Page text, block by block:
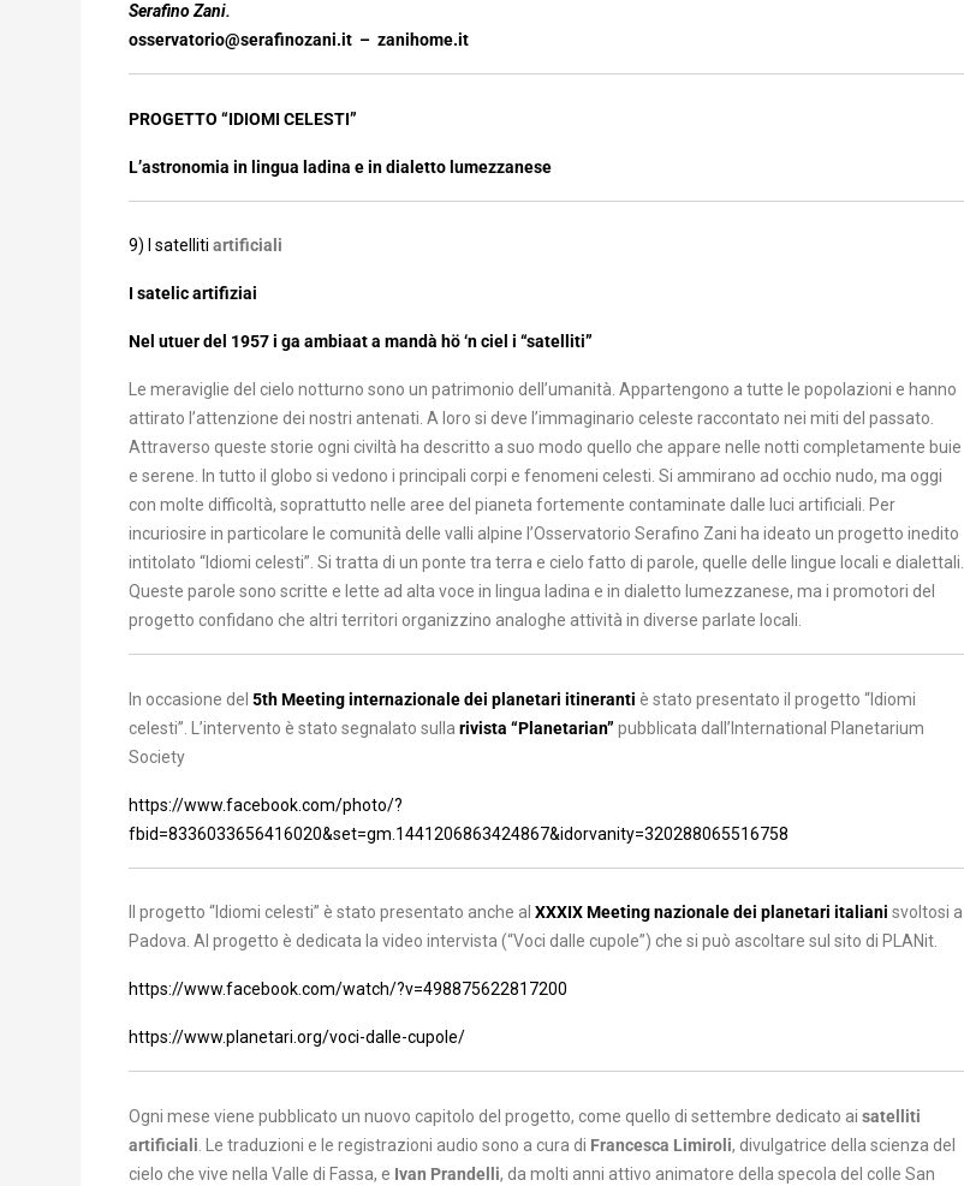
Serafino Zani.
osservatorio@serafinozani.it – zanihome.it
PROGETTO “IDIOMI CELESTI”
L’astronomia in lingua ladina e in dialetto lumezzanese
9) I satelliti artificiali
I satelic artifiziai
Nel utuer del 1957i ga ambiaat a mandà hö ‘n ciel i “satelliti”
Le meraviglie del cielo notturno sono un patrimonio dell’umanità. Appartengono a tutte le popolazioni e hanno
attirato l’attenzione dei nostri antenati. A loro si deve l’immaginario celeste raccontato nei miti del passato.
Attraverso queste storie ogni civiltà ha descritto a suo modo quello che appare nelle notti completamente buie
e serene. In tutto il globo si vedono i principali corpi e fenomeni celesti. Si ammirano ad occhio nudo, ma oggi
con molte difficoltà, soprattutto nelle aree del pianeta fortemente contaminate dalle luci artificiali. Per
incuriosire in particolare le comunità delle valli alpine l’Osservatorio Serafino Zani ha ideato un progetto inedito
intitolato “Idiomi celesti”. Si tratta di un ponte tra terra e cielo fatto di parole, quelle delle lingue locali e dialettali.
Queste parole sono scritte e lette ad alta voce in lingua ladina e in dialetto lumezzanese, ma i promotori del
progetto confidano che altri territori organizzino analoghe attività in diverse parlate locali.
In occasione del 5th Meeting internazionale dei planetari itineranti è stato presentato il progetto “Idiomi
celesti”. L’intervento è stato segnalato sulla rivista “Planetarian” pubblicata dall’International Planetarium
Society
https://www.facebook.com/photo/?
fbid=8336033656416020&set=gm.1441206863424867&idorvanity=320288065516758
Il progetto “Idiomi celesti” è stato presentato anche al XXXIX Meeting nazionale dei planetari italiani svoltosi a
Padova. Al progetto è dedicata la video intervista (“Voci dalle cupole”) che si può ascoltare sul sito di PLANit.
https://www.facebook.com/watch/?v=498875622817200
https://www.planetari.org/voci-dalle-cupole/
Ogni mese viene pubblicato un nuovo capitolo del progetto, come quello di settembre dedicato ai satelliti
artificiali . Le traduzioni e le registrazioni audio sono a cura di Francesca Limiroli, divulgatrice della scienza del
cielo che vive nella Valle di Fassa, e Ivan Prandelli, da molti anni attivo animatore della specola del colle San